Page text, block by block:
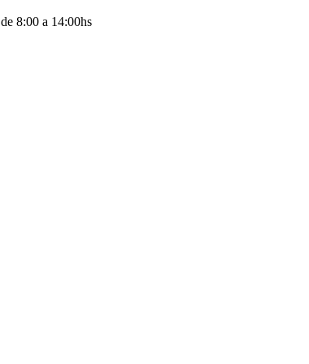
de 8:00 a 14:00hs